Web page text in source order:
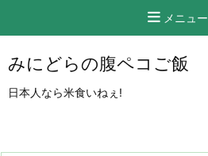
メニュー
みにどらの腹ペコご飯
日本人なら米食いねぇ!